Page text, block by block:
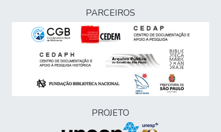
PARCEIROS
PROJETO